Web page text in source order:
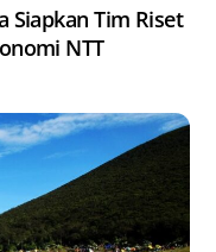
Siapkan Tim Riset
NTT